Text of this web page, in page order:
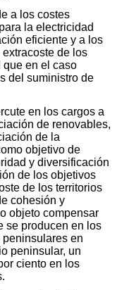
a los costes
la electricidad
eficiente y a los
de los
que en el caso
del suministro de
en los cargos a
de renovables,
de la
objetivo de
y diversificación
de los objetivos
de los territorios
cohesión y
objeto compensar
se producen en los
en
peninsular, un
ciento en los